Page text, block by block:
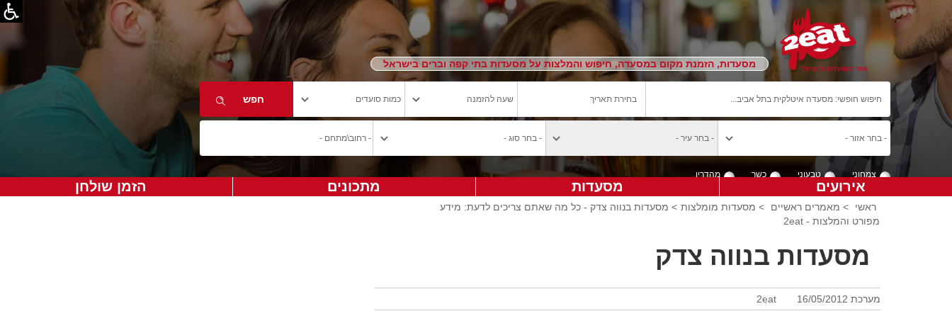
מסעדות, הזמנת מקום במסעדה, חיפוש והמלצות על מסעדות בתי קפה וברים בישראל
צמחוני טבעוני כשר מהדרין
אירועים מסעדות מתכונים הזמן שולחן
ראשי > מאמרים ראשיים > מסעדות מומלצות > מסעדות בנווה צדק - כל מה שאתם צריכים לדעת: מידע
מפורט והמלצות - 2eat
מסעדות בנווה צדק
מערכת 2eat 16/05/2012